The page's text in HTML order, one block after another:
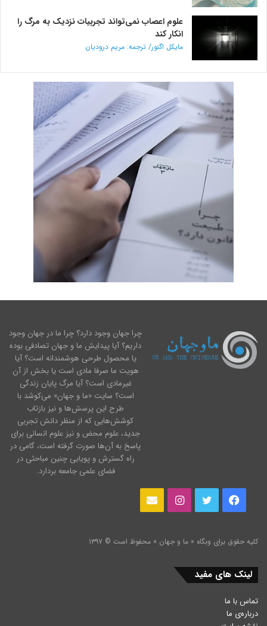
علوم اعصاب نمی‌تواند تجربیات نزدیک به مرگ را
انکار کند
مایکل اگنور/ ترجمه: مریم درودیان
چرا جهان وجود دارد؟ چرا ما در جهان وجود
داریم؟ آیا پیدایش ما و جهان تصادفی بوده
یا محصول طرحی هوشمندانه است؟ آیا
هویت ما صرفا مادی است یا بخش از آن
غیرمادی است؟ آیا مرگ پایان زندگی
است؟ سایت «ما و جهان» می‌کوشد با
طرح این پرسش‌ها و نیز بازتاب
کوشش‌هایی که از منظر دانش تجربی
جدید، علوم محض و نیز علوم انسانی برای
پاسخ به آن‌ها صورت گرفته است، گامی در
راه گسترش و پویایی چنین مباحثی در
فضای علمی جامعه بردارد.
فیس
توییتراینستاگرامایمیل
کلیه حقوق برای وبگاه « ما و جهان » محفوظ است © ۱۳۹۷
لینک های مفید
تماس با ما
درباره‌ی ما